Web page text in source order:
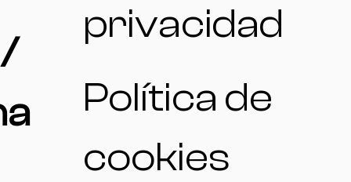
privacidad
Política de
cookies